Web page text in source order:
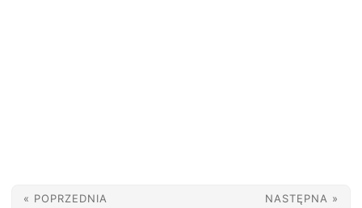
« POPRZEDNIA NASTĘPNA »